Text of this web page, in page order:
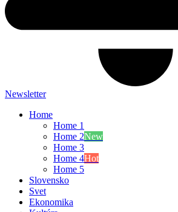
Newsletter
Home
Home 1
Home 2New
Home 3
Home 4Hot
Home 5
Slovensko
Svet
Ekonomika